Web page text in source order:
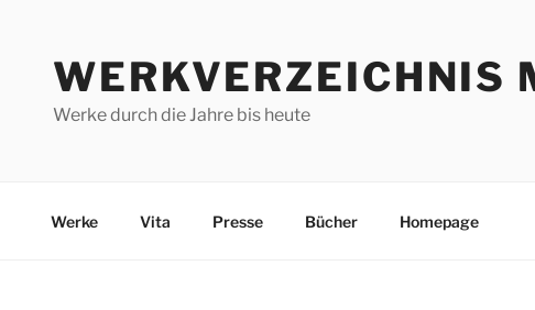
springenWERKVERZEICHNIS
Werke durch die Jahre bis heute
Werke Vita Presse Bücher Homepage